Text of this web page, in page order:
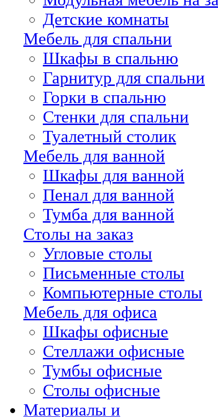
Детские комнаты
Мебель для спальни
Шкафы в спальню
Гарнитур для спальни
Горки в спальню
Стенки для спальни
Туалетный столик
Мебель для ванной
Шкафы для ванной
Пенал для ванной
Тумба для ванной
Столы на заказ
Угловые столы
Письменные столы
Компьютерные столы
Мебель для офиса
Шкафы офисные
Стеллажи офисные
Тумбы офисные
Столы офисные
Материалы и